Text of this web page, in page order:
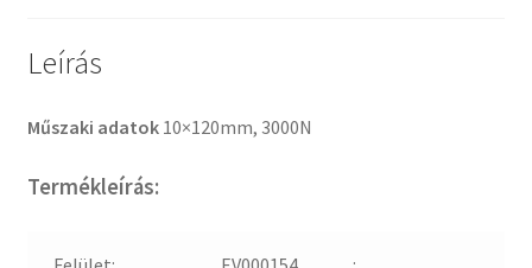
Leírás
Műszaki adatok 10×120mm, 3000N
Termékleírás: